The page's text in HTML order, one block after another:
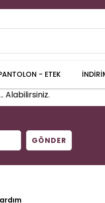
- ETEK
Alabilirsiniz.
GÖNDER